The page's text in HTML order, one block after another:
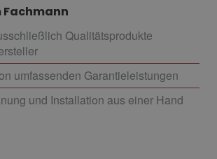
Qualitätsprodukte
umfassenden Garantieleistungen
und Installation aus einer Hand